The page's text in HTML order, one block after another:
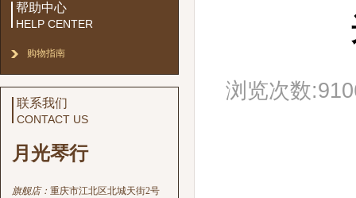
帮助中心
HELP CENTER
购物指南
联系我们
CONTACT US
月光琴行
旗舰店： 重庆市江北区北城天街2号
浏览次数